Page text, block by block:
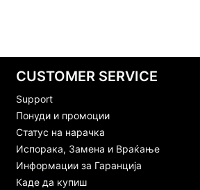
CUSTOMER SERVICE
Support
Понуди и промоции
Статус на нарачка
Испорака, Замена и Враќање
Информации за Гаранција
Каде да купиш